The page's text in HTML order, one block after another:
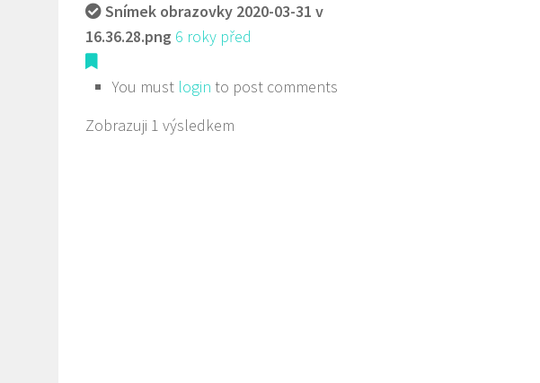
Snímek obrazovky 2020-03-31 v
16.36.28.png 6 roky před
You must login to post comments
Zobrazuji 1 výsledkem